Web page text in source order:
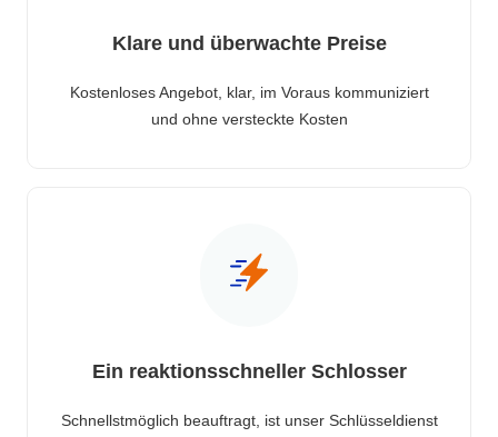
Klare und überwachte Preise
Kostenloses Angebot, klar, im Voraus kommuniziert
und ohne versteckte Kosten
Ein reaktionsschneller Schlosser
Schnellstmöglich beauftragt, ist unser Schlüsseldienst